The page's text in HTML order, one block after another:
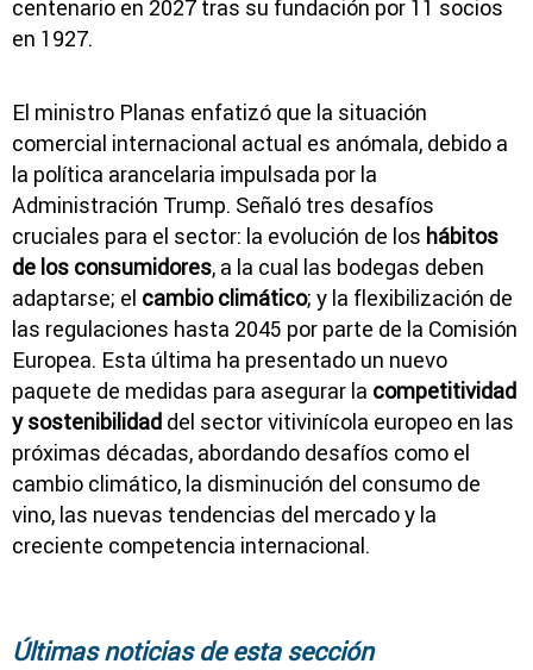
centenario en 2027 tras su fundación por 11 socios
en 1927.
El ministro Planas enfatizó que la situación
comercial internacional actual es anómala, debido a
la política arancelaria impulsada por la
Administración Trump. Señaló tres desafíos
cruciales para el sector: la evolución de los hábitos
de los consumidores, a la cual las bodegas deben
adaptarse; el cambio climático; y la flexibilización de
las regulaciones hasta 2045 por parte de la Comisión
Europea. Esta última ha presentado un nuevo
paquete de medidas para asegurar la competitividad
y sostenibilidad del sector vitivinícola europeo en las
próximas décadas, abordando desafíos como el
cambio climático, la disminución del consumo de
vino, las nuevas tendencias del mercado y la
creciente competencia internacional.
Últimas noticias de esta sección